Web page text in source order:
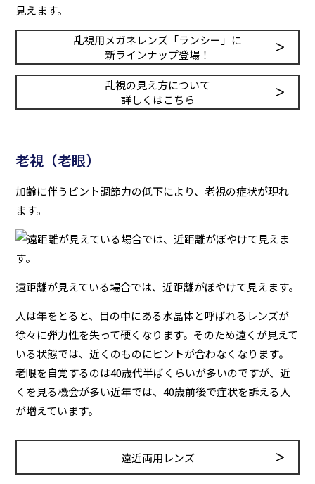
見えます。
乱視用メガネレンズ「ランシー」に
新ラインナップ登場！
乱視の見え方について
詳しくはこちら
老視（老眼）
加齢に伴うピント調節力の低下により、老視の症状が現れ
ます。
遠距離が見えている場合では、近距離がぼやけて見えます。
人は年をとると、目の中にある水晶体と呼ばれるレンズが
徐々に弾力性を失って硬くなります。そのため遠くが見えて
いる状態では、近くのものにピントが合わなくなります。
老眼を自覚するのは40歳代半ばくらいが多いのですが、近
くを見る機会が多い近年では、40歳前後で症状を訴える人
が増えています。
遠近両用レンズ